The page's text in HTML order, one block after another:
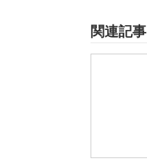
関連記事